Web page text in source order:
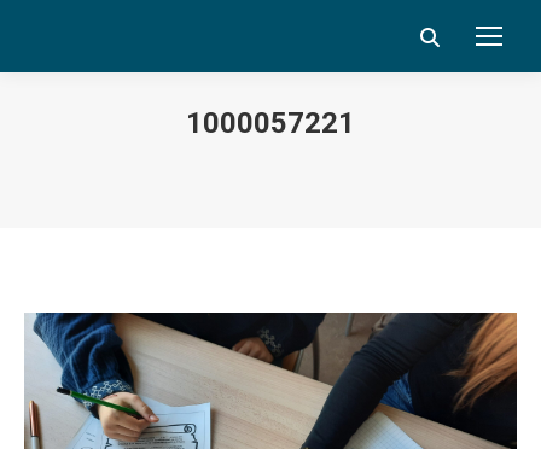
Search:
1000057221